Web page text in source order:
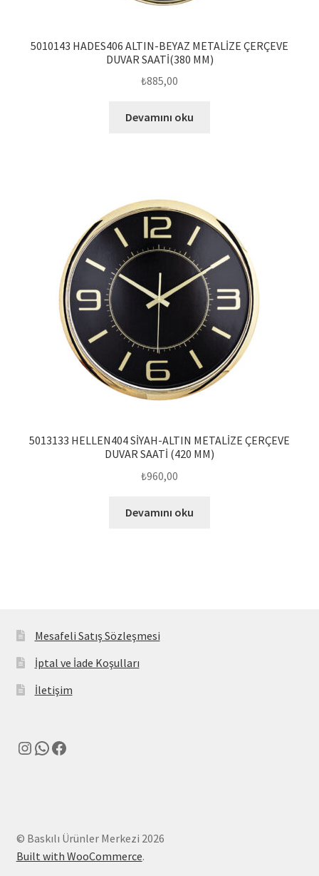
5010143 HADES406 ALTIN-BEYAZ METALİZE ÇERÇEVE
DUVAR SAATİ(380 MM)
₺885,00
Devamını oku
5013133 HELLEN404 SİYAH-ALTIN METALİZE ÇERÇEVE
DUVAR SAATİ (420 MM)
₺960,00
Devamını oku
Mesafeli Satış Sözleşmesi
İptal ve İade Koşulları
İletişim
Instagram
WhatsApp
Facebook
© Baskılı Ürünler Merkezi 2026
Built with WooCommerce.